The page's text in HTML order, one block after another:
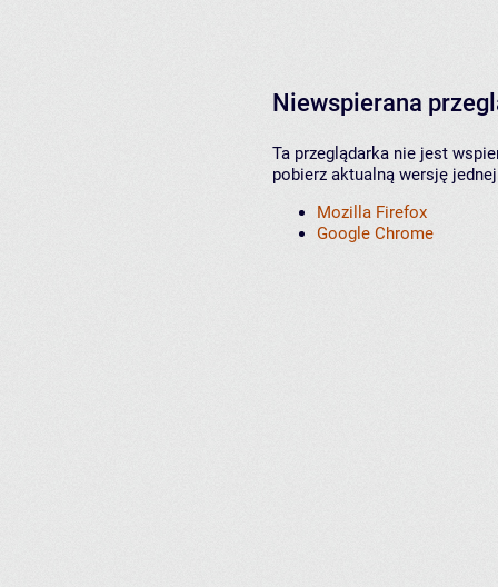
Niewspierana
Ta przeglądarka nie jest
pobierz aktualną wersję
Mozilla Firefox
Google Chrome